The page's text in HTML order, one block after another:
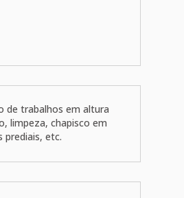
de trabalhos em altura
limpeza, chapisco em
prediais, etc.